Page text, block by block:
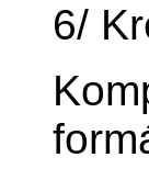
6/